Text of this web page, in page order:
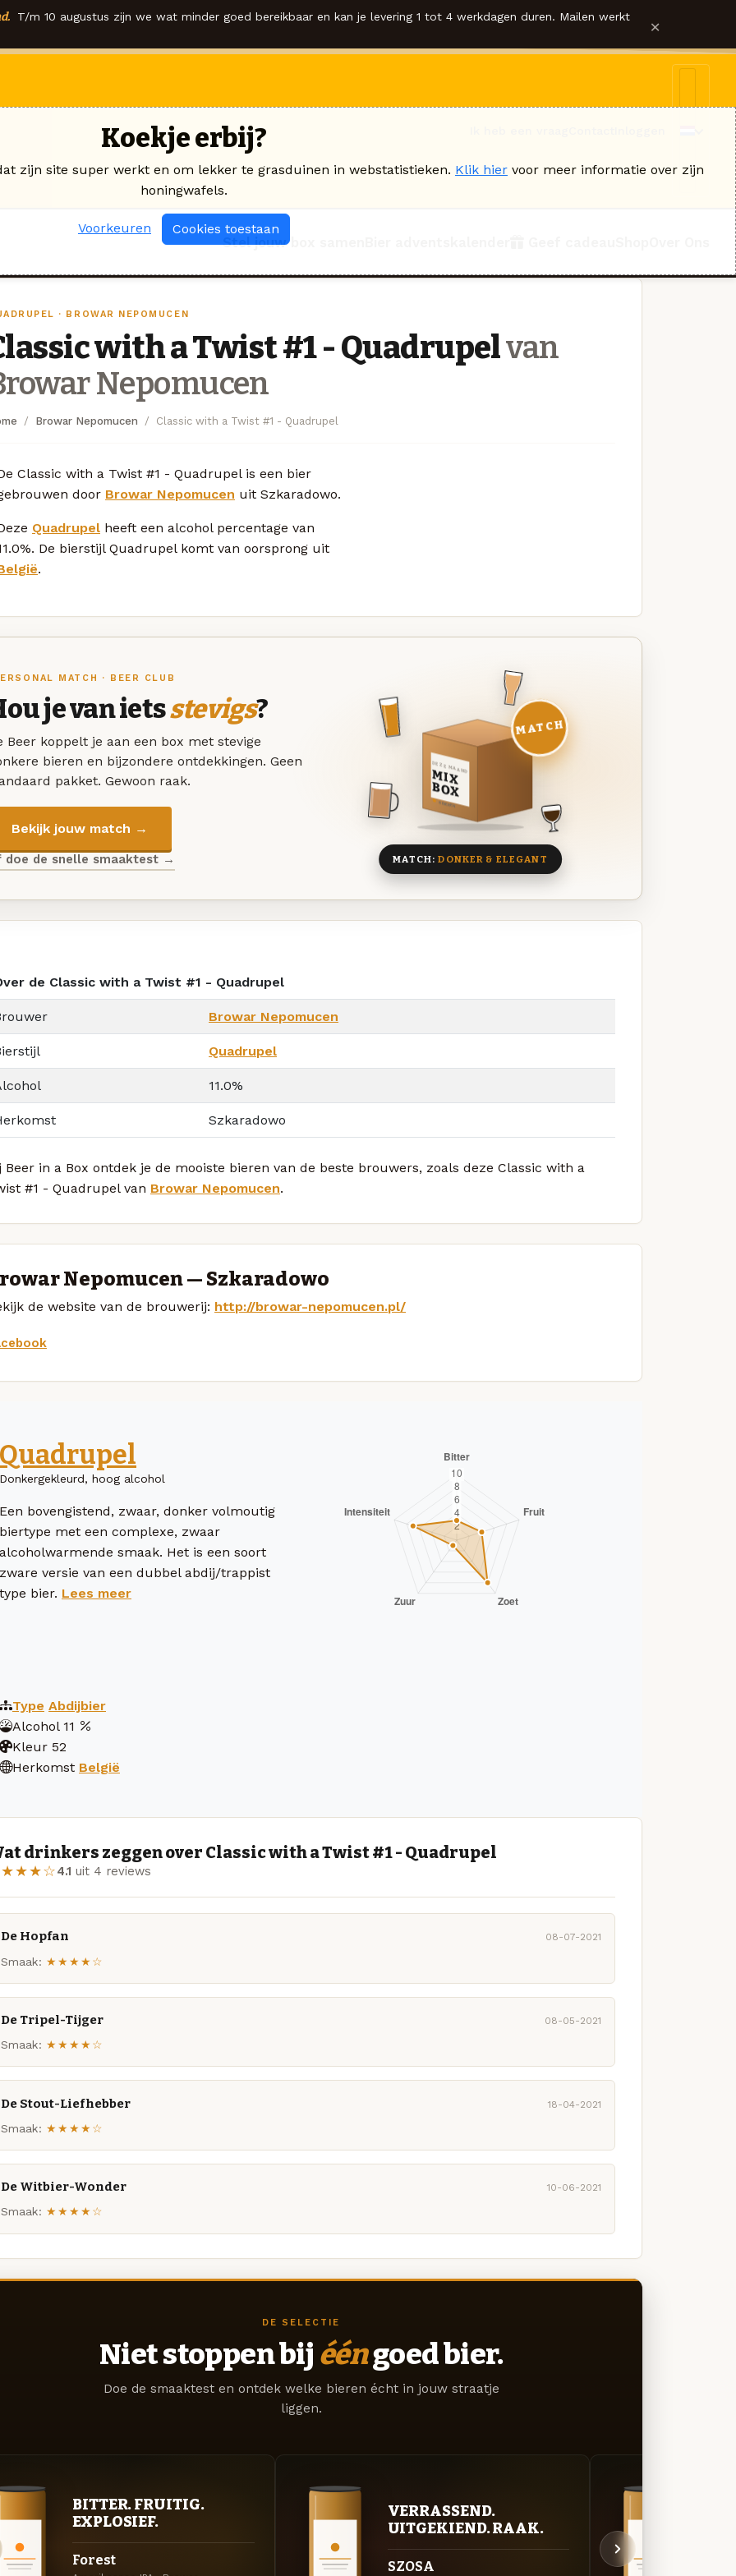
T/m 10 augustus zijn we wat minder goed bereikbaar en kan je levering 1 tot 4 werkdagen duren. Mailen werkt ×
Stel jouw box samen
· BROWAR NEPOMUCEN
with a Twist #1 - Quadrupelvan
Nepomucen
Browar Nepomucen Classic with a Twist #1 - Quadrupel
Classic with a Twist #1 - Quadrupel is een bier
door Browar Nepomucen uit Szkaradowo.
Quadrupel heeft een alcohol percentage van
De bierstijl Quadrupel komt van oorsprong uit
.
MATCH · BEER CLUB
je van ietsstevigs?
Beer koppelt je aan een box met stevige
bieren en bijzondere ontdekkingen. Geen
pakket. Gewoon raak.
Bekijk jouw match →
doe de snelle smaaktest →
DEZE MAAND
MIX
BOX
8 BIEREN
MATCH
MATCH:DONKER & ELEGANT
de Classic with a Twist #1 - Quadrupel
Browar Nepomucen
Quadrupel
11.0%
Szkaradowo
Beer in a Box ontdek je de mooiste bieren van de beste brouwers, zoals deze Classic with a
#1 - Quadrupel van Browar Nepomucen.
Nepomucen — Szkaradowo
de website van de brouwerij: http://browar-nepomucen.pl/
Quadrupel
Donkergekleurd, hoog alcohol
Een bovengistend, zwaar, donker volmoutig
biertype met een complexe, zwaar
alcoholwarmende smaak. Het is een soort
zware versie van een dubbel abdij/trappist
type bier. Lees meer
Type Abdijbier
Alcohol 11
Kleur 52
Herkomst België
drinkers zeggen over Classic with a Twist #1 - Quadrupel
4.1 uit 4 reviews
De Hopfan 08-07-2021
Smaak: ★★★★☆
De Tripel-Tijger 08-05-2021
Smaak: ★★★★☆
De Stout-Liefhebber 18-04-2021
Smaak: ★★★★☆
De Witbier-Wonder 10-06-2021
Smaak: ★★★★☆
DE SELECTIE
Niet stoppen bij ééngoed bier.
Doe de smaaktest en ontdek welke bieren écht in jouw straatje
liggen.
BITTER. FRUITIG.
EXPLOSIEF.
Forest
VERRASSEND.
UITGEKIEND. RAAK.
SZOSA
Koekje erbij?
zijn site super werkt en om lekker te grasduinen in webstatistieken. Klik hier voor meer informatie over zijn
honingwafels.
Voorkeuren Cookies toestaan